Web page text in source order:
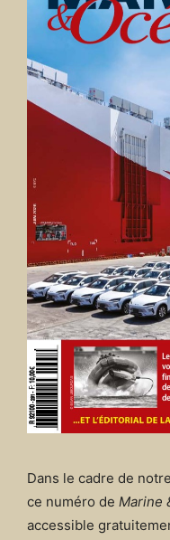
Dans le cadre de
ce numéro de Marine
accessible